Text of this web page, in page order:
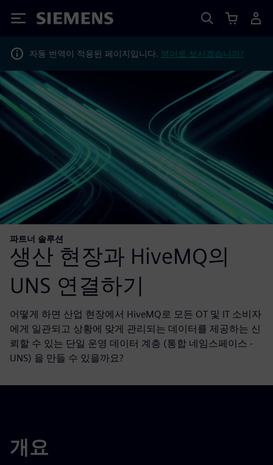
Siemens
자동 번역이 적용된 페이지입니다. 영어로 보시겠습니까?
파트너 솔루션
생산 현장과 HiveMQ의
UNS 연결하기
어떻게 하면 산업 현장에서 HiveMQ로 모든 OT 및 IT 소비자
에게 일관되고 상황에 맞게 관리되는 데이터를 제공하는 신
뢰할 수 있는 단일 운영 데이터 계층 (통합 네임스페이스 -
UNS) 을 만들 수 있을까요?
개요